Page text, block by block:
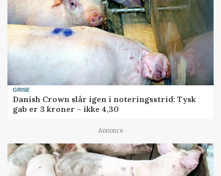
GRISE
Danish Crown slår igen i noteringsstrid: Tysk
gab er 3 kroner – ikke 4,30
Annonce